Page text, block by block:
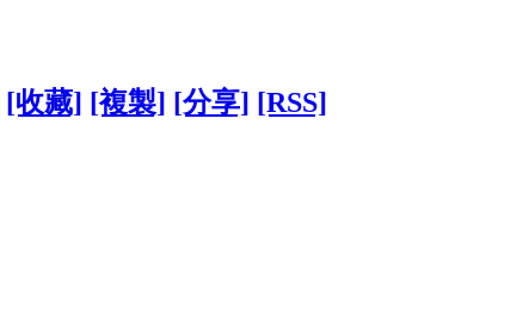
[收藏] [複製] [分享] [RSS]